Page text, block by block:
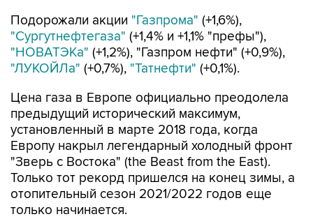
Подорожали акции "Газпрома" (+1,6%),
"Сургутнефтегаза" (+1,4% и +1,1% "префы"),
"НОВАТЭКа" (+1,2%), "Газпром нефти" (+0,9%),
"ЛУКОЙЛа" (+0,7%), "Татнефти" (+0,1%).
Цена газа в Европе официально преодолела
предыдущий исторический максимум,
установленный в марте 2018 года, когда
Европу накрыл легендарный холодный фронт
"Зверь с Востока" (the Beast from the East).
Только тот рекорд пришелся на конец зимы, а
отопительный сезон 2021/2022 годов еще
только начинается.